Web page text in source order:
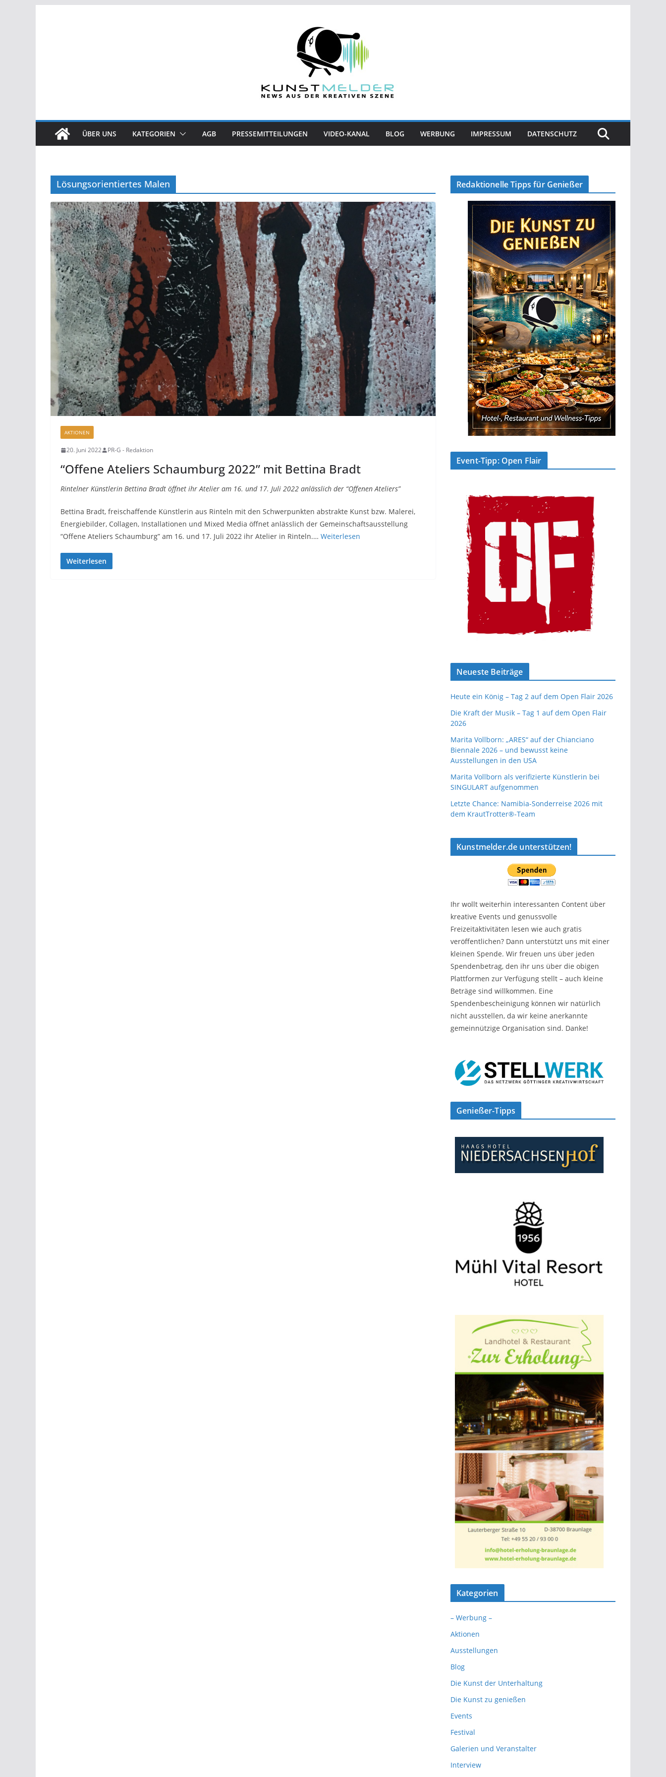
ÜBER UNS KATEGORIEN AGB PRESSEMITTEILUNGEN VIDEO-KANAL BLOG WERBUNG IMPRESSUM DATENSCHUTZ
Lösungsorientiertes Malen
AKTIONEN
20. Juni 2022 PR-G - Redaktion
“Offene Ateliers Schaumburg 2022” mit Bettina Bradt
Rintelner Künstlerin Bettina Bradt öffnet ihr Atelier am 16. und 17. Juli 2022 anlässlich der “Offenen Ateliers”
Bettina Bradt, freischaffende Künstlerin aus Rinteln mit den Schwerpunkten abstrakte Kunst bzw. Malerei,
Energiebilder, Collagen, Installationen und Mixed Media öffnet anlässlich der Gemeinschaftsausstellung
“Offene Ateliers Schaumburg” am 16. und 17. Juli 2022 ihr Atelier in Rinteln.… Weiterlesen
Weiterlesen
Redaktionelle Tipps für Genießer
Event-Tipp: Open Flair
Neueste Beiträge
Heute ein König – Tag 2 auf dem Open Flair 2026
Die Kraft der Musik – Tag 1 auf dem Open Flair
2026
Marita Vollborn: „ARES“ auf der Chianciano
Biennale 2026 – und bewusst keine
Ausstellungen in den USA
Marita Vollborn als verifizierte Künstlerin bei
SINGULART aufgenommen
Letzte Chance: Namibia-Sonderreise 2026 mit
dem KrautTrotter®-Team
Kunstmelder.de unterstützen!
Ihr wollt weiterhin interessanten Content über
kreative Events und genussvolle
Freizeitaktivitäten lesen wie auch gratis
veröffentlichen? Dann unterstützt uns mit einer
kleinen Spende. Wir freuen uns über jeden
Spendenbetrag, den ihr uns über die obigen
Plattformen zur Verfügung stellt – auch kleine
Beträge sind willkommen. Eine
Spendenbescheinigung können wir natürlich
nicht ausstellen, da wir keine anerkannte
gemeinnützige Organisation sind. Danke!
Genießer-Tipps
Kategorien
– Werbung –
Aktionen
Ausstellungen
Blog
Die Kunst der Unterhaltung
Die Kunst zu genießen
Events
Festival
Galerien und Veranstalter
Interview